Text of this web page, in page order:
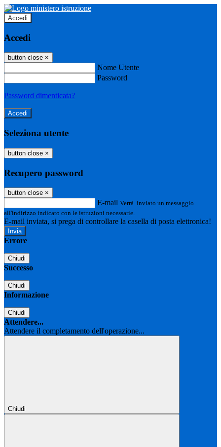
Accedi
Accedi
button close ×
Nome Utente
Password
Password dimenticata?
Seleziona utente
button close ×
Recupero password
button close ×
E-mail Verrà inviato un messaggio
all'indirizzo indicato con le istruzioni necessarie.
E-mail inviata, si prega di controllare la casella di posta elettronica!
Errore
Chiudi
Successo
Chiudi
Informazione
Chiudi
Attendere...
Attendere il completamento dell'operazione...
Chiudi